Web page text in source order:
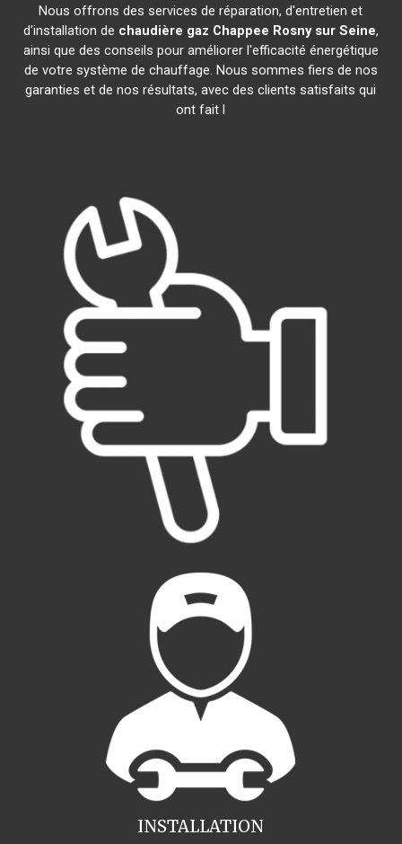
Nous offrons des services de réparation, d'entretien et
d'installation de chaudière gaz Chappee Rosny sur Seine,
ainsi que des conseils pour améliorer l'efficacité énergétique
de votre système de chauffage. Nous sommes fiers de nos
garanties et de nos résultats, avec des clients satisfaits qui
ont fait l
INSTALLATION